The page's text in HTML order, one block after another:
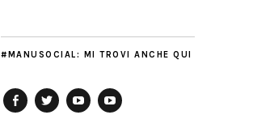
#MANUSOCIAL: MI TROVI ANCHE QUI